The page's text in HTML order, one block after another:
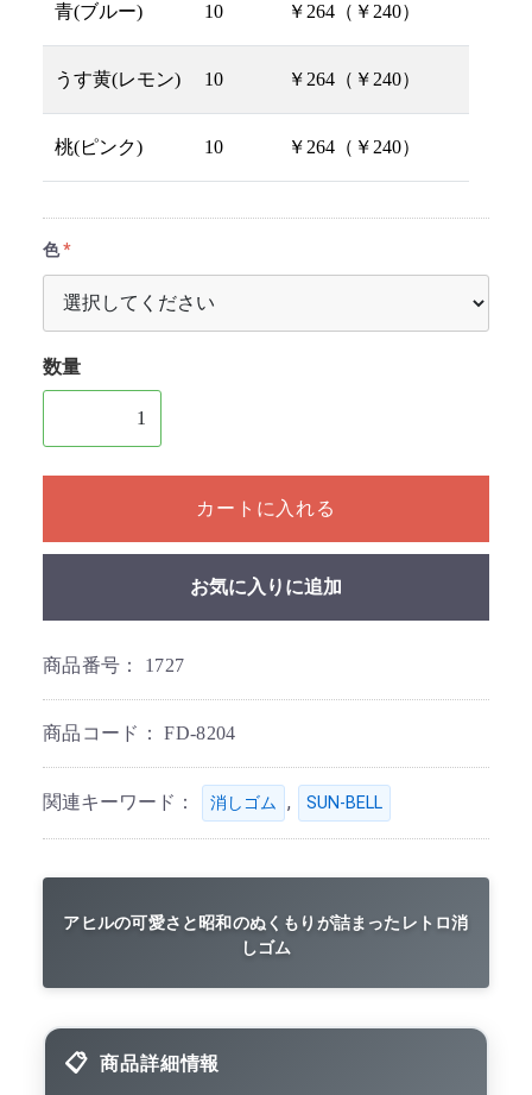
青(ブルー) 10 ￥264（￥240）
うす黄(レモン) 10 ￥264（￥240）
桃(ピンク) 10 ￥264（￥240）
色
数量
1個以上の数量を入力してください
カートに入れる
お気に入りに追加
商品番号： 1727
商品コード：FD-8204
関連キーワード： 消しゴム , SUN-BELL
アヒルの可愛さと昭和のぬくもりが詰まったレトロ消
しゴム
商品詳細情報